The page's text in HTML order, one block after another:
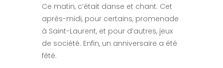
Nous Contacter
Devenir Bénévole
Ce matin, c’était danse et chant. Cet
après-midi, pour certains, promenade
à Saint-Laurent, et pour d’autres, jeux
de société. Enfin, un anniversaire a été
fêté.